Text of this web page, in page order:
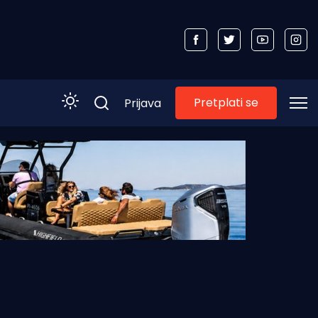
Prijava Pretplati se